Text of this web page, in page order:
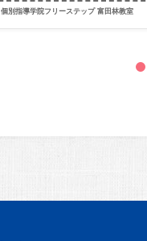
個別指導学院フリーステップ 富田林教室